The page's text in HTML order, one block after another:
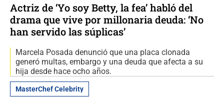
Actriz de ‘Yo soy Betty, la fea’ habló del
drama que vive por millonaria deuda: ‘No
han servido las súplicas’
Marcela Posada denunció que una placa clonada
generó multas, embargo y una deuda que afecta a su
hija desde hace ocho años.
MasterChef Celebrity